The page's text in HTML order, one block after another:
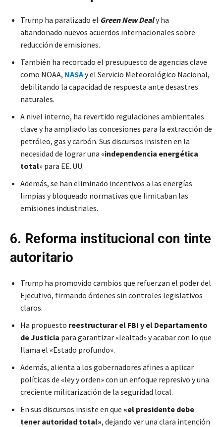
Trump ha paralizado el Green New Dealy ha
abandonado nuevos acuerdos internacionales sobre
reducción de emisiones.
También ha recortado el presupuesto de agencias clave
como NOAA, NASAy el Servicio Meteorológico Nacional,
debilitando la capacidad de respuesta ante desastres
naturales.
A nivel interno, ha revertido regulaciones ambientales
clave y ha ampliado las concesiones para la extracción de
petróleo, gas y carbón. Sus discursos insisten en la
necesidad de lograr una «independencia energética
total» para EE. UU.
Además, se han eliminado incentivos a las energías
limpias y bloqueado normativas que limitaban las
emisiones industriales.
6. Reforma institucional con tinte
autoritario
Trump ha promovido cambios que refuerzan el poder del
Ejecutivo, firmando órdenes sin controles legislativos
claros.
Ha propuesto reestructurar el FBI y el Departamento
de Justicia para garantizar «lealtad» y acabar con lo que
llama el «Estado profundo».
Además, alienta a los gobernadores afines a aplicar
políticas de «ley y orden» con un enfoque represivo y una
creciente militarización de la seguridad local.
En sus discursos insiste en que «el presidente debe
tener autoridad total», dejando ver una clara intención